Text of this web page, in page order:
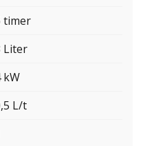
timer
Liter
kW
L/t